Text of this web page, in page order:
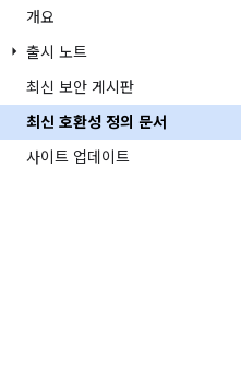
개요
출시 노트
최신 보안 게시판
최신 호환성 정의 문서
사이트 업데이트